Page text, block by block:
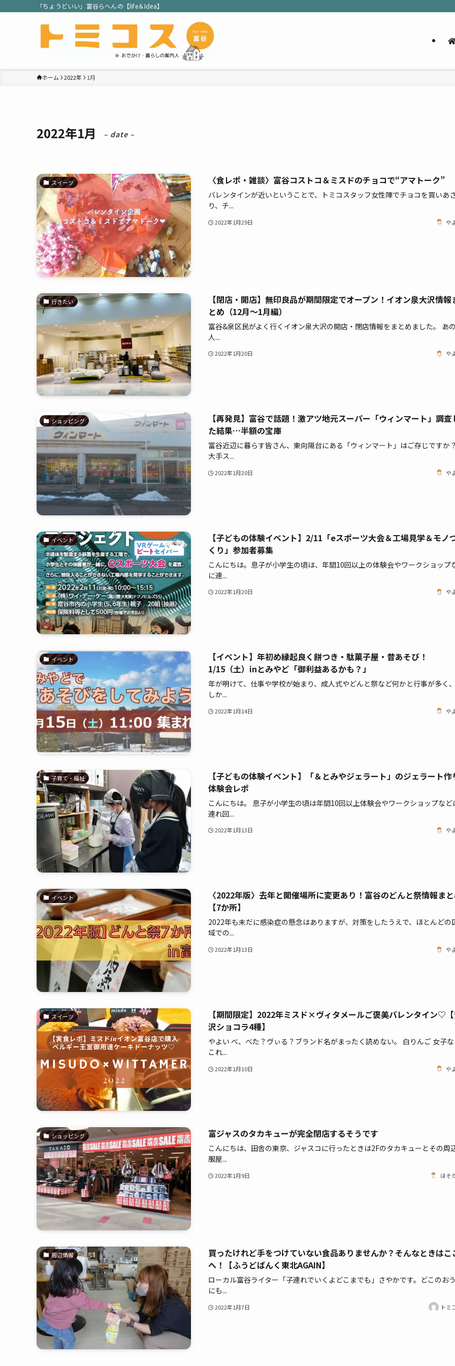
「ちょうどいい」富谷らへんの【life＆Idea】
ホーム 2022年 1月
2022年1月 – date –
スイーツ 〈食レポ・雑談〉富谷コストコ＆ミスドのチョコで“アマトーク”
バレンタインが近いということで、トミコスタッフ女性陣でチョコを買いあ
り、チ...
2022年1月29日 や
行きたい
【閉店・開店】無印良品が期間限定でオープン！イオン泉大沢情報
とめ（12月～1月編）
富谷&泉区民がよく行くイオン泉大沢の開店・閉店情報をまとめました。 あの
人...
2022年1月20日 や
ショッピング
【再発見】富谷で話題！激アツ地元スーパー「ウィンマート」調査
た結果…半額の宝庫
富谷近辺に暮らす皆さん、東向陽台にある「ウィンマート」はご存じですか？
大手ス...
2022年1月20日 や
イベント
【子どもの体験イベント】2/11「eスポーツ大会＆工場見学＆モノ
くり」参加者募集
こんにちは。息子が小学生の頃は、年間10回以上の体験会やワークショップ
に連...
2022年1月20日 や
イベント
【イベント】年初め縁起良く餅つき・駄菓子屋・昔あそび！
1/15（土）inとみやど「御利益あるかも？」
年が明けて、仕事や学校が始まり、成人式やどんと祭など何かと行事が多く
しか...
2022年1月14日 や
子育て・福祉
【子どもの体験イベント】「＆とみやジェラート」のジェラート作
体験会レポ
こんにちは。 息子が小学生の頃は年間10回以上体験会やワークショップなど
連れ回...
2022年1月13日 や
イベント
〈2022年版〉去年と開催場所に変更あり！富谷のどんと祭情報ま
【7か所】
2022年も未だに感染症の懸念はありますが、対策をしたうえで、ほとんどの
域での...
2022年1月13日 や
スイーツ
【期間限定】2022年ミスド×ヴィタメールご褒美バレンタイン♡
沢ショコラ4種】
やよい べ、べた？ヴぃる？ブランド名がまったく読めない。 白りんご 女子な
これ...
2022年1月10日 や
ショッピング 富ジャスのタカキューが完全閉店するそうです
こんにちは、田舎の東京、ジャスコに行ったときは2Fのタカキューとその周
服屋...
2022年1月9日 ほそ
周辺情報
買ったけれど手をつけていない食品ありませんか？そんなときはこ
へ！【ふうどばんく東北AGAIN】
ローカル富谷ライター「子連れでいくよどこまでも」さやかです。どこのお
にも...
2022年1月7日 トミ